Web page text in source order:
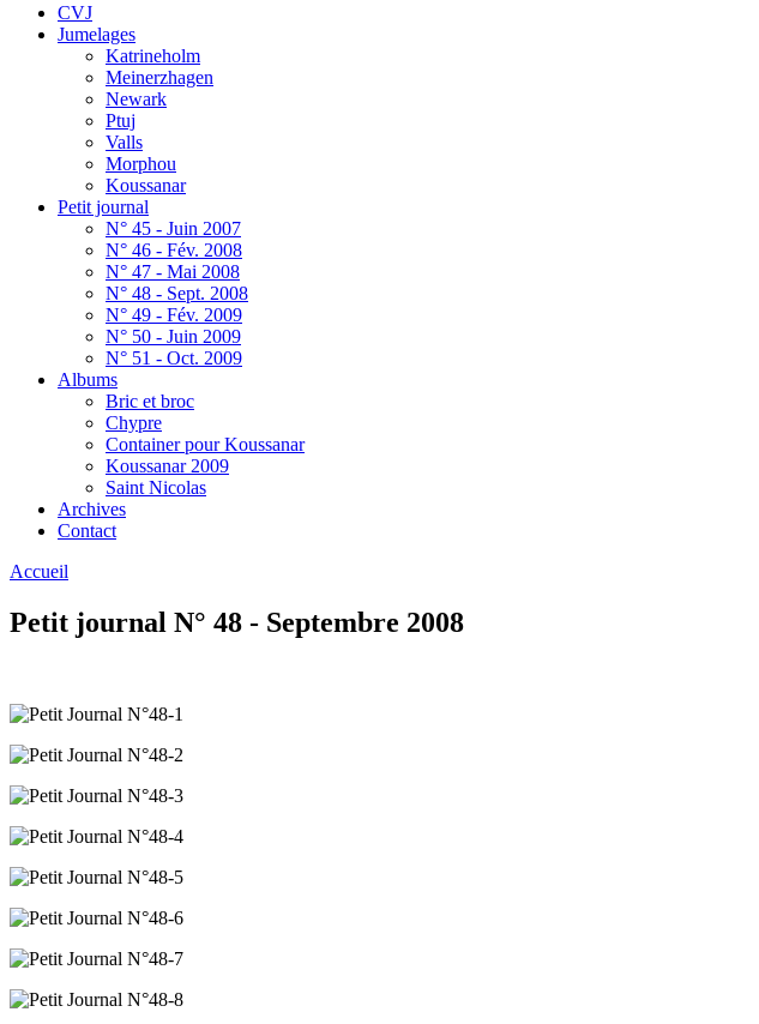
CVJ
Jumelages
Katrineholm
Meinerzhagen
Newark
Ptuj
Valls
Morphou
Koussanar
Petit journal
N° 45 - Juin 2007
N° 46 - Fév. 2008
N° 47 - Mai 2008
N° 48 - Sept. 2008
N° 49 - Fév. 2009
N° 50 - Juin 2009
N° 51 - Oct. 2009
Albums
Bric et broc
Chypre
Container pour Koussanar
Koussanar 2009
Saint Nicolas
Archives
Contact
Accueil
Petit journal N° 48 - Septembre 2008